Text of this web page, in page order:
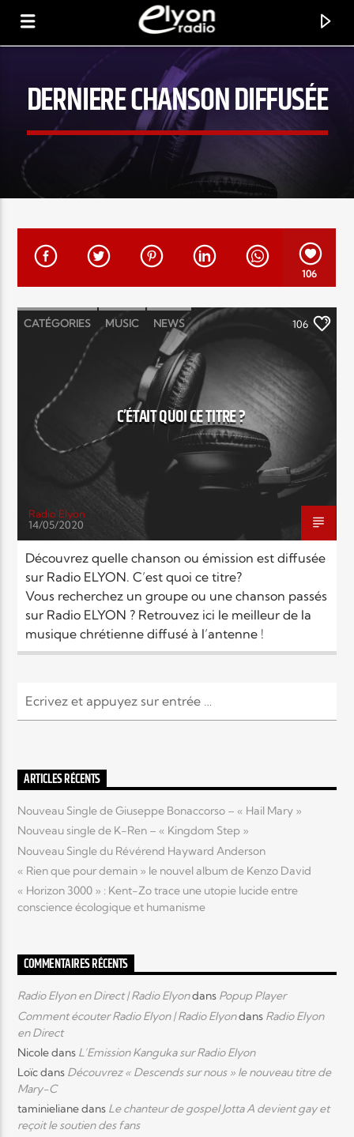
RADIO ELYON
POSITIVE ET ENCOURAGEANTE !
ARTISTE
Radio Elyon
Elyon Rhema
Elyon Kids
DERNIERE CHANSON DIFFUSÉE
106
CATÉGORIES MUSIC NEWS 106
C’ÉTAIT QUOI CE TITRE ?
Radio Elyon
14/05/2020
Découvrez quelle chanson ou émission est diffusée
sur Radio ELYON. C’est quoi ce titre?
Vous recherchez un groupe ou une chanson passés
sur Radio ELYON ? Retrouvez ici le meilleur de la
musique chrétienne diffusé à l’antenne !
ARTICLES RÉCENTS
Nouveau Single de Giuseppe Bonaccorso – « Hail Mary »
Nouveau single de K-Ren – « Kingdom Step »
Nouveau Single du Révérend Hayward Anderson
« Rien que pour demain » le nouvel album de Kenzo David
« Horizon 3000 » : Kent-Zo trace une utopie lucide entre
conscience écologique et humanisme
COMMENTAIRES RÉCENTS
Radio Elyon en Direct | Radio Elyondans Popup Player
Comment écouter Radio Elyon | Radio Elyondans Radio Elyon
en Direct
Nicoledans L’Emission Kanguka sur Radio Elyon
Loïcdans Découvrez « Descends sur nous » le nouveau titre de
Mary-C
taminielianedans Le chanteur de gospel Jotta A devient gay et
reçoit le soutien des fans